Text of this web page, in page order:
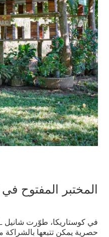
المختبر المفتوح